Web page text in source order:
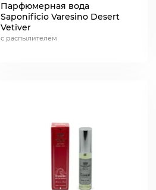
Парфюмерная вода
Saponificio Varesino Desert
Vetiver
с распылителем